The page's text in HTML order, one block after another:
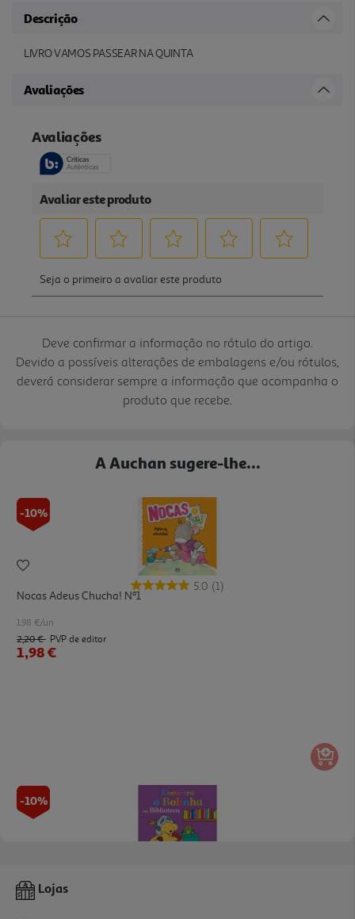
Descrição
LIVRO VAMOS PASSEAR NA QUINTA
Avaliações
Deve confirmar a informação no rótulo do artigo.
Devido a possíveis alterações de embalagens e/ou rótulos,
deverá considerar sempre a informação que acompanha o
produto que recebe.
A Auchan sugere-lhe...
-10%
5.0 (1)
Nocas Adeus Chucha! Nº1
1.98 €/un
2,20 € PVP de editor
1,98 €
-10%
Livro Encontra O Bolinha Na Biblioteca De Eric Hill
Lojas